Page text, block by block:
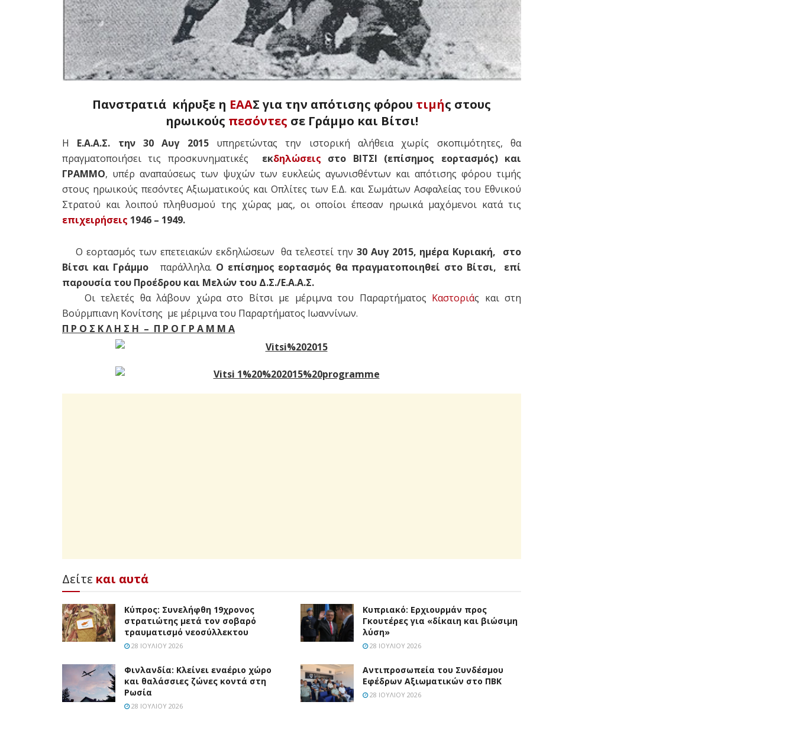
Πανστρατιά κήρυξε η ΕΑΑΣ για την απότισης φόρου τιμής στους
ηρωικούς πεσόντες σε Γράμμο και Βίτσι!
Η Ε.Α.Α.Σ. την 30 Αυγ 2015 υπηρετώντας την ιστορική αλήθεια χωρίς σκοπιμότητες, θα
πραγματοποιήσει τις προσκυνηματικές εκδηλώσεις στο ΒΙΤΣΙ (επίσημος εορτασμός) και
ΓΡΑΜΜΟ, υπέρ αναπαύσεως των ψυχών των ευκλεώς αγωνισθέντων και απότισης φόρου τιμής
στους ηρωικούς πεσόντες Αξιωματικούς και Οπλίτες των Ε.Δ. και Σωμάτων Ασφαλείας του Εθνικού
Στρατού και λοιπού πληθυσμού της χώρας μας, οι οποίοι έπεσαν ηρωικά μαχόμενοι κατά τις
επιχειρήσεις 1946 – 1949.
Ο εορτασμός των επετειακών εκδηλώσεων θα τελεστεί την 30 Αυγ 2015, ημέρα Κυριακή, στο
Βίτσι και Γράμμο
παράλληλα. Ο επίσημος εορτασμός θα πραγματοποιηθεί στο Βίτσι, επί
παρουσία του Προέδρου και Μελών του Δ.Σ./Ε.Α.Α.Σ.
Οι τελετές θα λάβουν χώρα στο Βίτσι με μέριμνα του Παραρτήματος Καστοριάς και στη
Βούρμπιανη Κονίτσης με μέριμνα του Παραρτήματος Ιωαννίνων.
Π Ρ Ο Σ Κ Λ Η Σ Η – Π Ρ Ο Γ Ρ Α Μ Μ Α
Δείτε και αυτά
Κύπρος: Συνελήφθη 19χρονος
στρατιώτης μετά τον σοβαρό
τραυματισμό νεοσύλλεκτου
28 ΙΟΥΛΊΟΥ 2026
Κυπριακό: Ερχιουρμάν προς
Γκουτέρες για «δίκαιη και βιώσιμη
λύση»
28 ΙΟΥΛΊΟΥ 2026
Φινλανδία: Κλείνει εναέριο χώρο
και θαλάσσιες ζώνες κοντά στη
Ρωσία
28 ΙΟΥΛΊΟΥ 2026
Aντιπροσωπεία του Συνδέσμου
Εφέδρων Αξιωματικών στο ΠΒΚ
28 ΙΟΥΛΊΟΥ 2026